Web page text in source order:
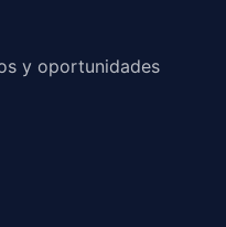
y oportunidades